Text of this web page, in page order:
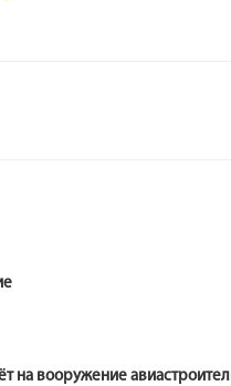
на вооружение